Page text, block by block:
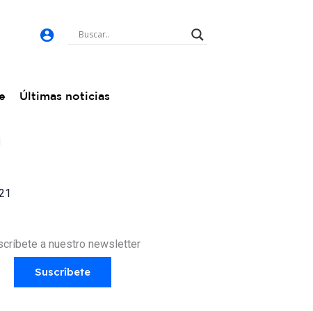
Últimas noticias
a nuestro newsletter
Suscríbete